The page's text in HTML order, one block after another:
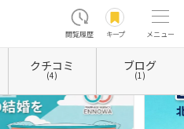
閲覧履歴 キープ メニュー
ENNOWAーエンノワー
クチコミ
(4)
ブログ
(1)